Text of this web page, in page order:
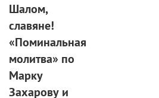
Шалом,
славяне!
«Поминальная
молитва» по
Марку
Захарову и